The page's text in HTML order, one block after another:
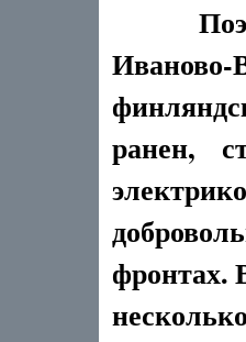
ранен,
фронтах.